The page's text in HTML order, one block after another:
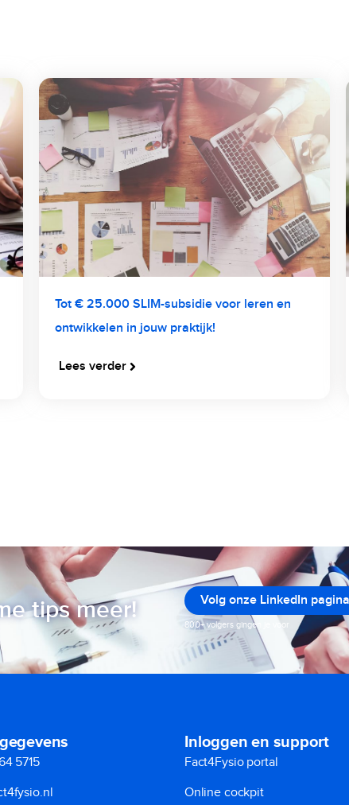
Tot € 25.000 SLIM-subsidie voor leren en
ontwikkelen in jouw praktijk!
Lees verder
tips meer! Volg onze LinkedIn
800+ volgers gingen je voor
5715
Inloggen en support
Fact4Fysio portal
Online cockpit